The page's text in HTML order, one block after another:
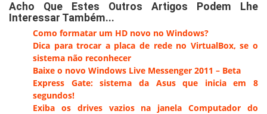
Acho Que Estes Outros Artigos Podem Lhe
Interessar Também...
Como formatar um HD novo no Windows?
Dica para trocar a placa de rede no VirtualBox, se o
sistema não reconhecer
Baixe o novo Windows Live Messenger 2011 – Beta
Express Gate: sistema da Asus que inicia em 8
segundos!
Exiba os drives vazios na janela Computador do